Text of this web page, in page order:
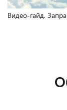
Видео-гайд.